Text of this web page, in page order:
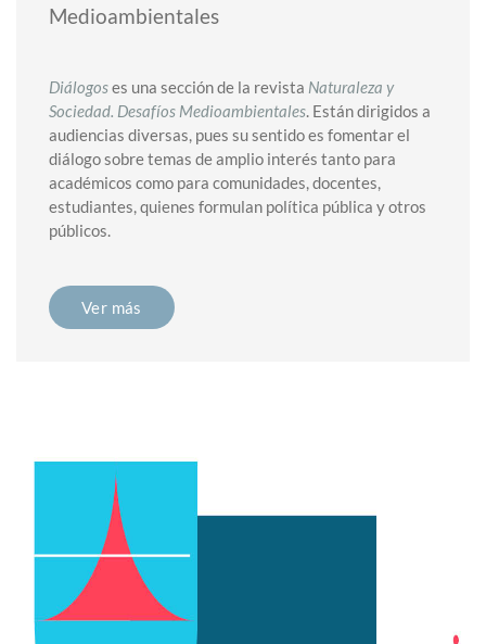
Medioambientales
Diálogoses una sección de la revista Naturaleza y
Sociedad. Desafíos Medioambientales. Están dirigidos a
audiencias diversas, pues su sentido es fomentar el
diálogo sobre temas de amplio interés tanto para
académicos como para comunidades, docentes,
estudiantes, quienes formulan política pública y otros
públicos.
Ver más